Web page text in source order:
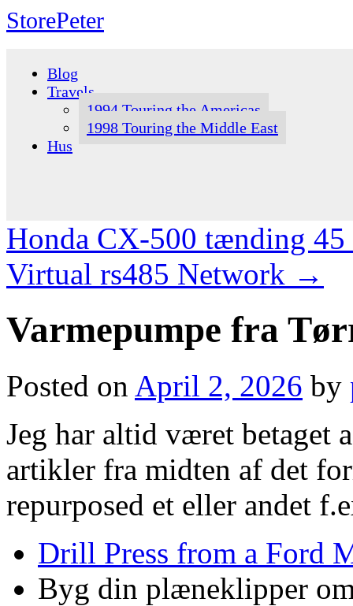
StorePeter
Blog
Travels
1994 Touring the Americas
1998 Touring the Middle East
Hus
Honda CX-500 tænding 45
Virtual rs485 Network →
Varmepumpe fra
Posted on April 2, 2026 by
Jeg har altid været betaget
artikler fra midten af det
repurposed et eller andet
Drill Press from a Ford
Byg din plæneklipper